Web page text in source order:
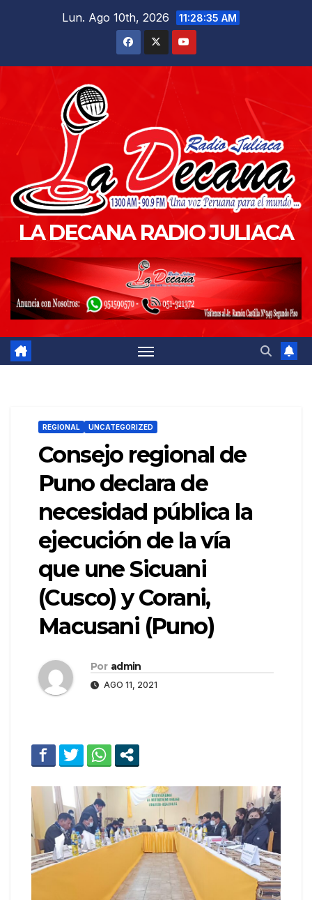
Lun. Ago 10th, 2026 11:28:37 AM
LA DECANA RADIO JULIACA
REGIONAL UNCATEGORIZED
Consejo regional de
Puno declara de
necesidad pública la
ejecución de la vía
que une Sicuani
(Cusco) y Corani,
Macusani (Puno)
Por admin
AGO 11, 2021